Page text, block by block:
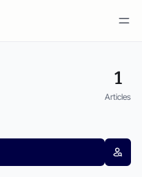
1
Articles